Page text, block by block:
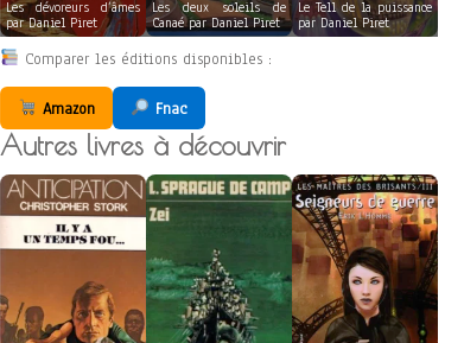
Les dévoreurs d’âmes
par Daniel Piret
Les deux soleils de
Canaé par Daniel Piret
Le Tell de la puissance
par Daniel Piret
Comparer les éditions disponibles :
Amazon Fnac
Autres livres à découvrir